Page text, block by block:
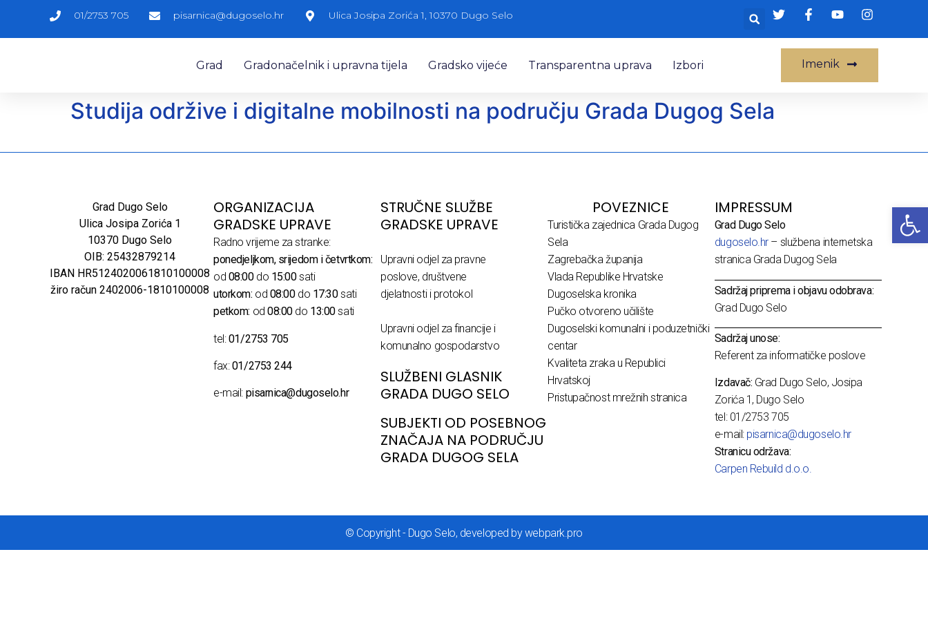
01/2753 705 pisarnica@dugoselo.hr Ulica Josipa Zorića 1, 10370 Dugo Selo
Grad Gradonačelnik i upravna tijela Gradsko vijeće Transparentna uprava Izbori Imenik
Studija održive i digitalne mobilnosti na području Grada Dugog Sela
Grad Dugo Selo
Ulica Josipa Zorića 1
10370 Dugo Selo
OIB: 25432879214
IBAN HR5124020061810100008
žiro račun 2402006-1810100008
ORGANIZACIJA
GRADSKE UPRAVE
Radno vrijeme za stranke:
ponedjeljkom, srijedom i četvrtkom:
od 08:00do 15:00sati
utorkom: od 08:00do 17:30sati
petkom: od08:00do 13:00sati
tel:01/2753 705
fax:01/2753 244
e-mail: pisarnica@dugoselo.hr
STRUČNE SLUŽBE
GRADSKE UPRAVE
Upravni odjel za pravne
poslove, društvene
djelatnosti i protokol
Upravni odjel za financije i
komunalno gospodarstvo
SLUŽBENI GLASNIK
GRADA DUGO SELO
SUBJEKTI OD POSEBNOG
ZNAČAJA NA PODRUČJU
GRADA DUGOG SELA
POVEZNICE
Turistička zajednica Grada Dugog
Sela
Zagrebačka županija
Vlada Republike Hrvatske
Dugoselska kronika
Pučko otvoreno učilište
Dugoselski komunalni i poduzetnički
centar
Kvaliteta zraka u Republici
Hrvatskoj
Pristupačnost mrežnih stranica
IMPRESSUM
Grad Dugo Selo
dugoselo.hr– službena internetska
stranica Grada Dugog Sela
Sadržaj priprema i objavu odobrava:
Grad Dugo Selo
Sadržaj unose:
Referent za informatičke poslove
Izdavač: Grad Dugo Selo, Josipa
Zorića 1, Dugo Selo
tel: 01/2753 705
e-mail: pisarnica@dugoselo.hr
Stranicu održava:
Carpen Rebuild d.o.o.
© Copyright - Dugo Selo, developed by webpark.pro